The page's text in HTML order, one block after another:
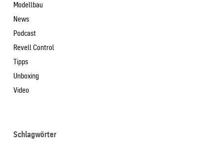
Modellbau
News
Podcast
Revell Control
Tipps
Unboxing
Video
Schlagwörter